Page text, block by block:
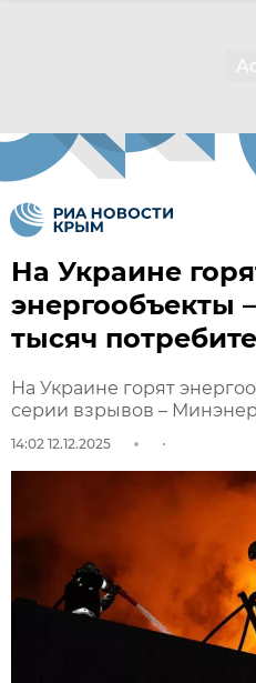
На Украине
энергообъекты
тысяч
На Украине горят
серии взрывов –
14:02 12.12.2025